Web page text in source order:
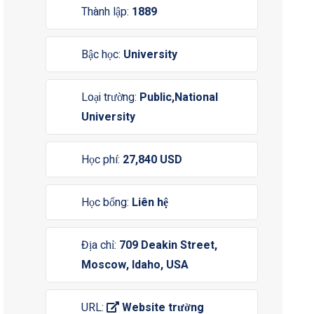
Thành lập: 1889
Bậc học: University
Loại trường: Public,National
University
Học phí: 27,840 USD
Học bổng: Liên hệ
Địa chỉ: 709 Deakin Street,
Moscow, Idaho, USA
URL: Website trường